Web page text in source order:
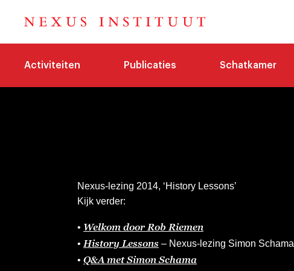
Activiteiten Publicaties Schatkamer
Nexus-lezing 2014, ‘History Lessons’
Kijk verder:
• Welkom door Rob Riemen
• History Lessons – Nexus-lezing Simon Schama
• Q&A met Simon Schama